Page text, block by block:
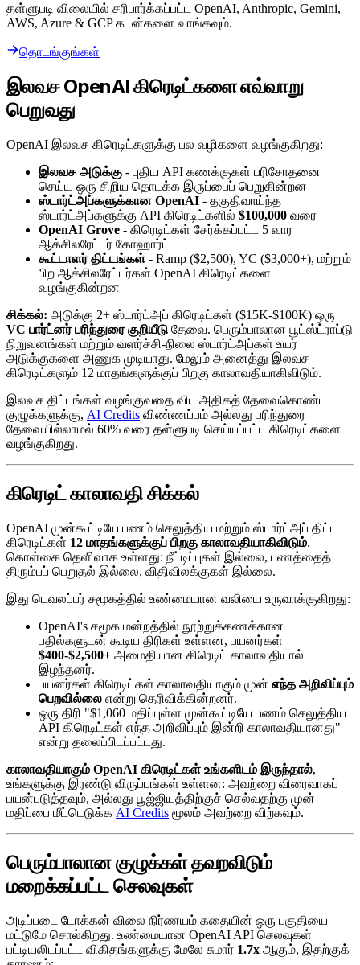
தள்ளுபடி விலையில் சரிபார்க்கப்பட்ட OpenAI, Anthropic, Gemini,
AWS, Azure & GCP கடன்களை வாங்கவும்.
தொடங்குங்கள்
இலவச OpenAI கிரெடிட்களை எவ்வாறு
பெறுவது
OpenAI இலவச கிரெடிட்களுக்கு பல வழிகளை வழங்குகிறது:
இலவச அடுக்கு - புதிய API கணக்குகள் பரிசோதனை
செய்ய ஒரு சிறிய தொடக்க இருப்பைப் பெறுகின்றன
ஸ்டார்ட்அப்களுக்கான OpenAI - தகுதிவாய்ந்த
ஸ்டார்ட்அப்களுக்கு API கிரெடிட்களில் $100,000 வரை
OpenAI Grove - கிரெடிட்கள் சேர்க்கப்பட்ட 5 வார
ஆக்சிலரேட்டர் கோஹார்ட்
கூட்டாளர் திட்டங்கள் - Ramp ($2,500), YC ($3,000+), மற்றும்
பிற ஆக்சிலரேட்டர்கள் OpenAI கிரெடிட்களை
வழங்குகின்றன
சிக்கல்: அடுக்கு 2+ ஸ்டார்ட்அப் கிரெடிட்கள் ($15K-$100K) ஒரு
VC பார்ட்னர் பரிந்துரை குறியீடு தேவை. பெரும்பாலான பூட்ஸ்ட்ராப்டு
நிறுவனங்கள் மற்றும் வளர்ச்சி-நிலை ஸ்டார்ட்அப்கள் உயர்
அடுக்குகளை அணுக முடியாது. மேலும் அனைத்து இலவச
கிரெடிட்களும் 12 மாதங்களுக்குப் பிறகு காலாவதியாகிவிடும்.
இலவச திட்டங்கள் வழங்குவதை விட அதிகத் தேவைகொண்ட
குழுக்களுக்கு, AI Credits விண்ணப்பம் அல்லது பரிந்துரை
தேவையில்லாமல் 60% வரை தள்ளுபடி செய்யப்பட்ட கிரெடிட்களை
வழங்குகிறது.
கிரெடிட் காலாவதி சிக்கல்
OpenAI முன்கூட்டியே பணம் செலுத்திய மற்றும் ஸ்டார்ட்அப் திட்ட
கிரெடிட்கள் 12 மாதங்களுக்குப் பிறகு காலாவதியாகிவிடும்.
கொள்கை தெளிவாக உள்ளது: நீட்டிப்புகள் இல்லை, பணத்தைத்
திரும்பப் பெறுதல் இல்லை, விதிவிலக்குகள் இல்லை.
இது டெவலப்பர் சமூகத்தில் உண்மையான வலியை உருவாக்குகிறது:
OpenAI's சமூக மன்றத்தில் நூற்றுக்கணக்கான
பதில்களுடன் கூடிய திரிகள் உள்ளன, பயனர்கள்
$400-$2,500+ அமைதியான கிரெடிட் காலாவதியால்
இழந்தனர்.
பயனர்கள் கிரெடிட்கள் காலாவதியாகும் முன் எந்த அறிவிப்பும்
பெறவில்லை என்று தெரிவிக்கின்றனர்.
ஒரு திரி "$1,060 மதிப்புள்ள முன்கூட்டியே பணம் செலுத்திய
API கிரெடிட்கள் எந்த அறிவிப்பும் இன்றி காலாவதியானது"
என்று தலைப்பிடப்பட்டது.
காலாவதியாகும் OpenAI கிரெடிட்கள் உங்களிடம் இருந்தால்,
உங்களுக்கு இரண்டு விருப்பங்கள் உள்ளன: அவற்றை விரைவாகப்
பயன்படுத்தவும், அல்லது பூஜ்ஜியத்திற்குச் செல்வதற்கு முன்
மதிப்பை மீட்டெடுக்க AI Credits மூலம் அவற்றை விற்கவும்.
பெரும்பாலான குழுக்கள் தவறவிடும்
மறைக்கப்பட்ட செலவுகள்
அடிப்படை டோக்கன் விலை நிர்ணயம் கதையின் ஒரு பகுதியை
மட்டுமே சொல்கிறது. உண்மையான OpenAI API செலவுகள்
பட்டியலிடப்பட்ட விகிதங்களுக்கு மேலே சுமார் 1.7x ஆகும், இதற்குக்